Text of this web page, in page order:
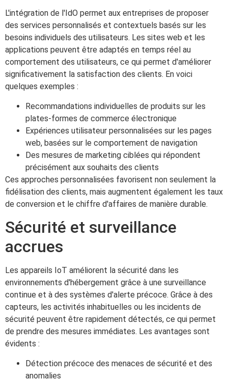
L'intégration de l'IdO permet aux entreprises de proposer
des services personnalisés et contextuels basés sur les
besoins individuels des utilisateurs. Les sites web et les
applications peuvent être adaptés en temps réel au
comportement des utilisateurs, ce qui permet d'améliorer
significativement la satisfaction des clients. En voici
quelques exemples :
Recommandations individuelles de produits sur les
plates-formes de commerce électronique
Expériences utilisateur personnalisées sur les pages
web, basées sur le comportement de navigation
Des mesures de marketing ciblées qui répondent
précisément aux souhaits des clients
Ces approches personnalisées favorisent non seulement la
fidélisation des clients, mais augmentent également les taux
de conversion et le chiffre d'affaires de manière durable.
Sécurité et surveillance
accrues
Les appareils IoT améliorent la sécurité dans les
environnements d'hébergement grâce à une surveillance
continue et à des systèmes d'alerte précoce. Grâce à des
capteurs, les activités inhabituelles ou les incidents de
sécurité peuvent être rapidement détectés, ce qui permet
de prendre des mesures immédiates. Les avantages sont
évidents :
Détection précoce des menaces de sécurité et des
anomalies